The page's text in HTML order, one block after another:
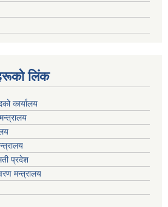
लिंक
कार्यालय
प्रदेश
मन्त्रालय